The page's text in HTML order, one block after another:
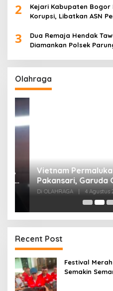
2
Kejari Kabupaten Bogor
Korupsi, Libatkan ASN
3
Dua Remaja Hendak
Diamankan Polsek
Olahraga
Vietnam Permalukan
Pakansari, Garuda
Kandang
Di OLAHRAGA | 4 Agustus 2026
Recent Post
Festival
Semakin